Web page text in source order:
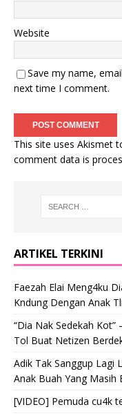
Website
Save my name,
next time I comment.
This site uses Akismet
comment data is
ARTIKEL TERKINI
Faezah Elai Meng4ku
Kndung Dengan Anak
“Dia Nak Sedekah
Tol Buat Netizen
Adik Tak Sanggup Lagi
Anak Buah Yang Masih
[VIDEO] Pemuda cu4k